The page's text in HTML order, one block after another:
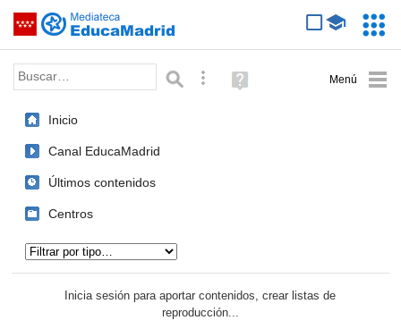
Saltar navegación
Palabra o frase: Búsqueda avanzada
Ayuda
(en
Inicio
Canal EducaMadrid
Últimos contenidos
Centros
Inicia sesión para aportar contenidos, crear listas de
reproducción...